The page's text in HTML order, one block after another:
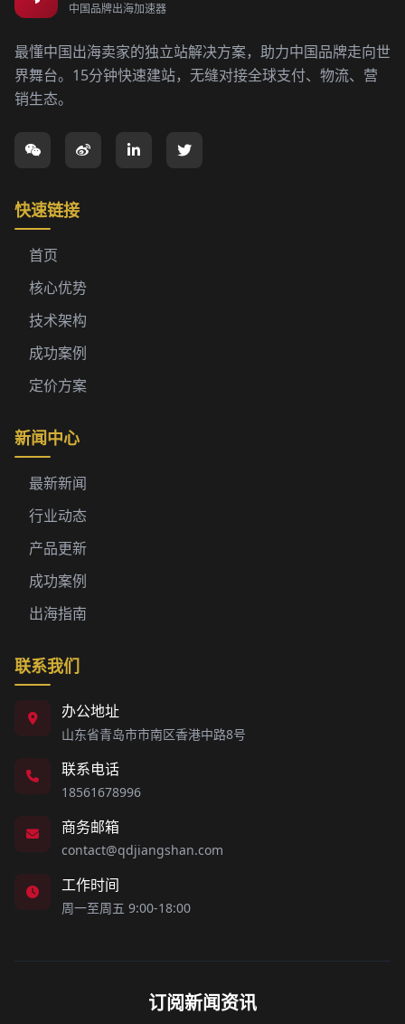
中国品牌出海加速器
最懂中国出海卖家的独立站解决方案，助力中国品牌走向世
界舞台。15分钟快速建站，无缝对接全球支付、物流、营
销生态。
快速链接
首页
核心优势
技术架构
成功案例
定价方案
新闻中心
最新新闻
行业动态
产品更新
成功案例
出海指南
联系我们
办公地址
山东省青岛市市南区香港中路8号
联系电话
18561678996
商务邮箱
contact@qdjiangshan.com
工作时间
周一至周五 9:00-18:00
订阅新闻资讯